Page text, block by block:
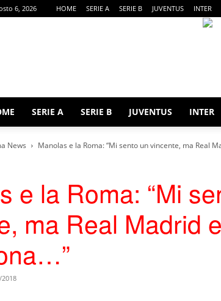
6, 2026 HOME SERIE A SERIE B JUVENTUS INTER
SERIE A SERIE B JUVENTUS INTER
News Manolas e la Roma: “Mi sento un vincente, ma Real
e la Roma: “Mi
ma Real Madrid e